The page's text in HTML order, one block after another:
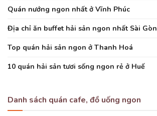
Quán nướng ngon nhất ở Vĩnh Phúc
Địa chỉ ăn buffet hải sản ngon nhất Sài Gòn
Top quán hải sản ngon ở Thanh Hoá
10 quán hải sản tươi sống ngon rẻ ở Huế
Danh sách quán cafe, đồ uống ngon